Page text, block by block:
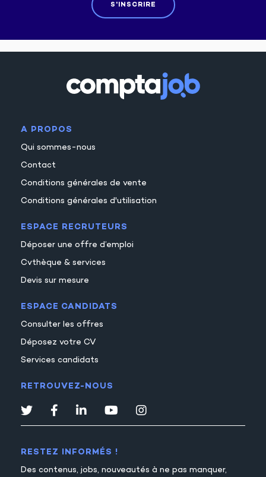
S'INSCRIRE
A PROPOS
Qui sommes-nous
Contact
Conditions générales de vente
Conditions générales d'utilisation
ESPACE RECRUTEURS
Déposer une offre d’emploi
Cvthèque & services
Devis sur mesure
ESPACE CANDIDATS
Consulter les offres
Déposez votre CV
Services candidats
RETROUVEZ-NOUS
RESTEZ INFORMÉS !
Des contenus, jobs, nouveautés à ne pas manquer,